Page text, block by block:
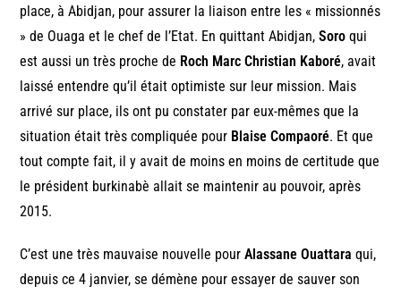
place, à Abidjan, pour assurer la liaison entre les « missionnés
» de Ouaga et le chef de l’Etat. En quittant Abidjan,Soro qui
est aussi un très proche de Roch Marc Christian Kaboré, avait
laissé entendre qu’il était optimiste sur leur mission. Mais
arrivé sur place, ils ont pu constater par eux-mêmes que la
situation était très compliquée pour Blaise Compaoré. Et que
tout compte fait, il y avait de moins en moins de certitude que
le président burkinabè allait se maintenir au pouvoir, après
2015.
C’est une très mauvaise nouvelle pourAlassane Ouattara qui,
depuis ce 4 janvier, se démène pour essayer de sauver son